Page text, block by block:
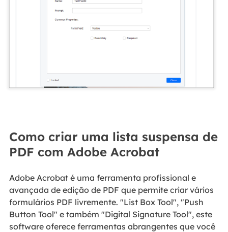
Como criar uma lista suspensa de
PDF com Adobe Acrobat
Adobe Acrobat é uma ferramenta profissional e
avançada de edição de PDF que permite criar vários
formulários PDF livremente. "List Box Tool", "Push
Button Tool" e também "Digital Signature Tool", este
software oferece ferramentas abrangentes que você